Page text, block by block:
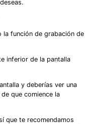
la función de grabación de
inferior de la pantalla
y deberías ver una
que comience la
que te recomendamos